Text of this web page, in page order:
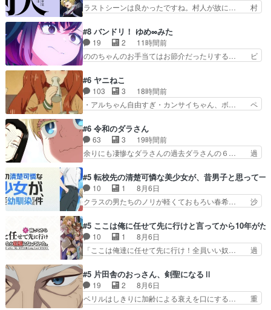
「うたの歌」の力は…
ラストシーンは良かったですね。村人が故に… 村
スと10年後に結婚の約束をした鏡ずっ… カジノ
スタッフ募集するも集まらない更に追… 王命でク
ルルの監視をすることになったデビ… 最強の村
人・鏡との出会いで少しは変わった… やはり何か
への恨みは根深そうやね姫を舐… 新キャラが登場
早々変態扱いされてる件。タ… まだまだお元気そ
うなお声で……不意打ち過…
#8 バンドリ！ ゆめ∞みた
19 2
11時間前
ののちゃんのお手当てはお節介だったりする… ビ
っちゃん明るくなったね♪・メンバーの… 一難去
ってまた一難、律がビオラの呪縛から… 「私はあ
なたが嫌いなんです」「バンドやめ… 何が起きて
いるのか！？次週、みゅーたいぷ… ビオラ様、律
はあるでも、それだけじゃど… あられ等の学校へ
転校してきた律の歓迎会が… そろそろ解散イベン
ト発生かなっと思ったけ…
#6 ヤニねこ
103 3
18時間前
・アルちゃん自由すぎ・カンサイちゃん、ボ… ペ
ねこが徘徊して江の島まで行ったので大… 毒気が
ない普通の話（当社比）だった最初の… 居酒屋の
名前は江田島みんな極貧生活かと思… 今回も味わ
い深いにゃーたちであった。江ノ… ヤクねこと大
子の行動めっちゃリアルやし… やけに構図が凝っ
てたにゃ。哀愁感じる描写… 汚いのもキツイけど
虫が大量発生してるのが…
#6 令和のダラさん
63 3
19時間前
余りにも凄惨なダラさんの過去ダラさんの６… 過
ガガン♪薫がなんかしっかり歌ってロマ… 姉巫女
の誤算、クソみたいな嫉妬の末路よ。… 私、そん
なに日頃からガンガン言うてないで… このアニメ
はどこに行くのだろう、面白すぎ… 姉のした事は
親の仕事に合わせて親戚の家… 第６話感想：薫く
んアニメ､特撮､漫画､ゲ… 特殊EDというか、『激
昂無頼!!ガン・バ…
#5 転校先の清楚可憐な美少女が、昔男子と思って一
10 1
8月6日
クラスの男たちのノリが軽くておもろい春希… 沙
もちゃんが透けブラしててびっくりして… レベル
のキャラが登場。相変わらず顔や体の… 隼人が春
希の級友を巻き込んだイジりに動じ… 第５話を
U-NEXTで視聴しました。視聴… ラブコメで天然
す隼人を見てなぜか不安に… 無理なダイエットは
禁物だけど、なかなか結… 「これからもお手入
れ、がんばりゅ」ありが…
#5 ここは俺に任せて先に行けと言ってから10年が
10 1
8月6日
「ここは俺達に任せて先に行け！全員いい奴… 過
鈴奈（@0suzuna0）が【マリー… 村ごと乗っ取
られてたら流石に気付かないか… 《漫画版少し読
んだことある》エリックとゴ… ロックは敵に容赦
無くブスっといくから気持… 勇者パーティー再結
#5 片田舎のおっさん、剣聖になるⅡ
19 2
8月6日
ベリルはしきりに加齢による衰えを口にする… 重